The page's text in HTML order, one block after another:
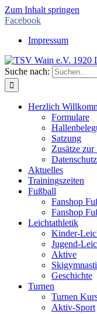
Zum Inhalt springen
Facebook
Impressum
Suche nach:
Herzlich
Formulare
Satzung
Zusätze zur
Aktuelles
Trainingszeiten
Fußball
Fanshop
Fanshop
Leichtathletik
Kinder-
Jugend-
Aktive
Geschichte
Turnen
Turnen
Aktiv-Sport